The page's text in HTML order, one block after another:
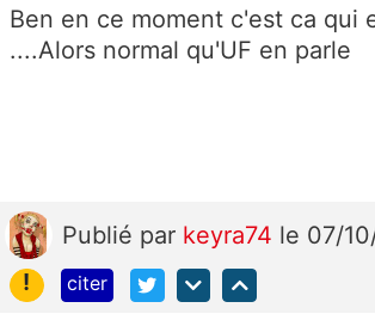
Ben en ce moment c'est ca qui
....Alors normal qu'UF en parle
Publié par keyra74 le 07/
!
citer